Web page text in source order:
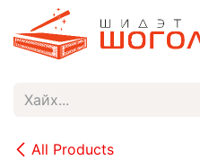
Skip to Content
All Products